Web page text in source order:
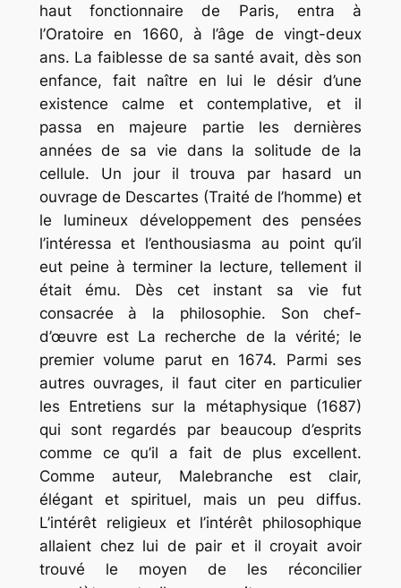
haut fonctionnaire de Paris, entra à
l’Oratoire en 1660, à l’âge de vingt-deux
ans. La faiblesse de sa santé avait, dès son
enfance, fait naître en lui le désir d’une
existence calme et contemplative, et il
passa en majeure partie les dernières
années de sa vie dans la solitude de la
cellule. Un jour il trouva par hasard un
ouvrage de Descartes (Traité de l’homme) et
le lumineux développement des pensées
l’intéressa et l’enthousiasma au point qu’il
eut peine à terminer la lecture, tellement il
était ému. Dès cet instant sa vie fut
consacrée à la philosophie. Son chef-
d’œuvre est La recherche de la vérité; le
premier volume parut en 1674. Parmi ses
autres ouvrages, il faut citer en particulier
les Entretiens sur la métaphysique (1687)
qui sont regardés par beaucoup d’esprits
comme ce qu’il a fait de plus excellent.
Comme auteur, Malebranche est clair,
élégant et spirituel, mais un peu diffus.
L’intérêt religieux et l’intérêt philosophique
allaient chez lui de pair et il croyait avoir
trouvé le moyen de les réconcilier